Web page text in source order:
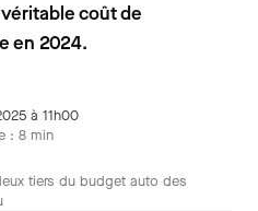
coût de
en 2024.
à 11h00
: 8 min
tiers du budget auto des